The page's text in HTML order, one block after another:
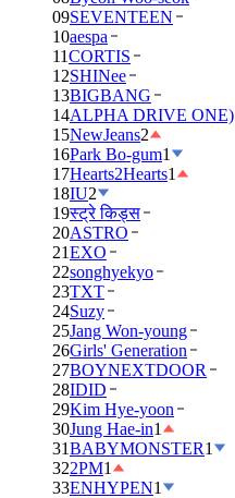
09SEVENTEEN
10aespa
11CORTIS
12SHINee
13BIGBANG
14ALPHA DRIVE ONE)
15NewJeans2
16Park Bo-gum1
17Hearts2Hearts1
18IU2
19स्ट्रे किड्स
20ASTRO
21EXO
22songhyekyo
23TXT
24Suzy
25Jang Won-young
26Girls' Generation
27BOYNEXTDOOR
28IDID
29Kim Hye-yoon
30Jung Hae-in1
31BABYMONSTER1
322PM1
33ENHYPEN1